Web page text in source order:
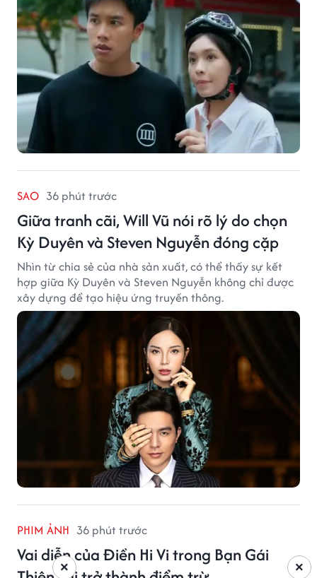
SAO 36 phút trước
Giữa tranh cãi, Will Vũ nói rõ lý do chọn
Kỳ Duyên và Steven Nguyễn đóng cặp
Nhìn từ chia sẻ của nhà sản xuất, có thể thấy sự kết
hợp giữa Kỳ Duyên và Steven Nguyễn không chỉ được
xây dựng để tạo hiệu ứng truyền thông.
PHIM ẢNH 36 phút trước
Vai diễn của Điền Hi Vi trong Bạn Gái
×
×